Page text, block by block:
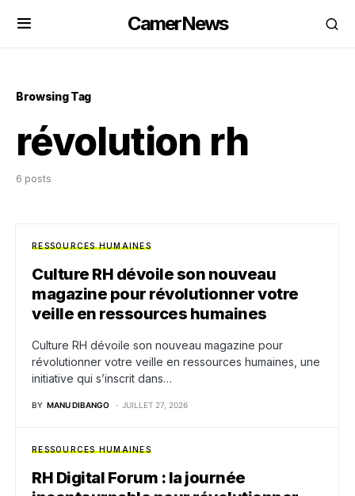
CamerNews
Browsing Tag
révolution rh
6 posts
RESSOURCES HUMAINES
Culture RH dévoile son nouveau
magazine pour révolutionner votre
veille en ressources humaines
Culture RH dévoile son nouveau magazine pour
révolutionner votre veille en ressources humaines, une
initiative qui s’inscrit dans…
BY MANU DIBANGO JUILLET 27, 2026
RESSOURCES HUMAINES
RH Digital Forum : la journée